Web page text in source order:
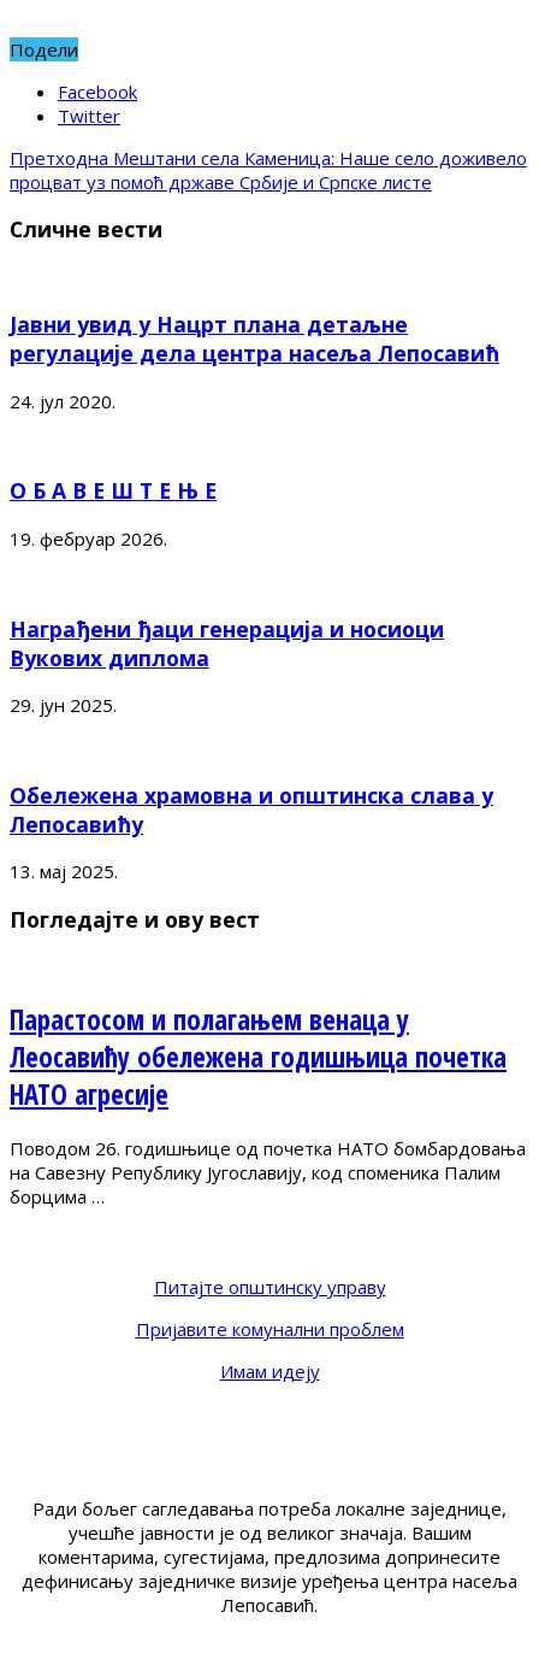
Подели
Facebook
Twitter
Претходна Мештани села Каменица: Наше село доживело
процват уз помоћ државе Србије и Српске листе
Сличне вести
Јавни увид у Нацрт плана детаљне
регулације дела центра насеља Лепосавић
24. јул 2020.
О Б А В Е Ш Т Е Њ Е
19. фебруар 2026.
Награђени ђаци генерација и носиоци
Вукових диплома
29. јун 2025.
Обележена храмовна и општинска слава у
Лепосавићу
13. мај 2025.
Погледајте и ову вест
Парастосом и полагањем венаца у
Леосавићу обележена годишњица почетка
НАТО агресије
Поводом 26. годишњице од почетка НАТО бомбардовања
на Савезну Републику Југославију, код споменика Палим
борцима …
Питајте општинску управу
Пријавите комунални проблем
Имам идеју
Ради бољег сагледавања потреба локалне заједнице,
учешће јавности је од великог значаја. Вашим
коментарима, сугестијама, предлозима допринесите
дефинисању заједничке визије уређења центра насеља
Лепосавић.